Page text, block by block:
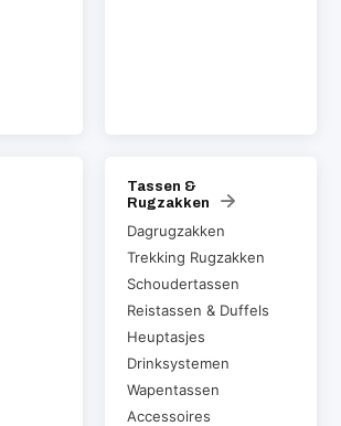
Tassen &
Rugzakken
Dagrugzakken
Trekking Rugzakken
Schoudertassen
Reistassen & Duffels
Heuptasjes
Drinksystemen
Wapentassen
Accessoires